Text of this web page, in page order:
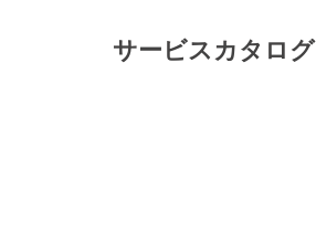
サービスカタログ